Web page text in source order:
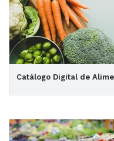
Catálogo Digital de